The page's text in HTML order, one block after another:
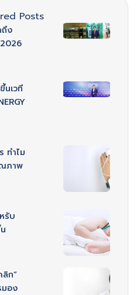
Posts
ถึง
นเวที
ทำไม
ภาพ
รับ
ลิก”
อง